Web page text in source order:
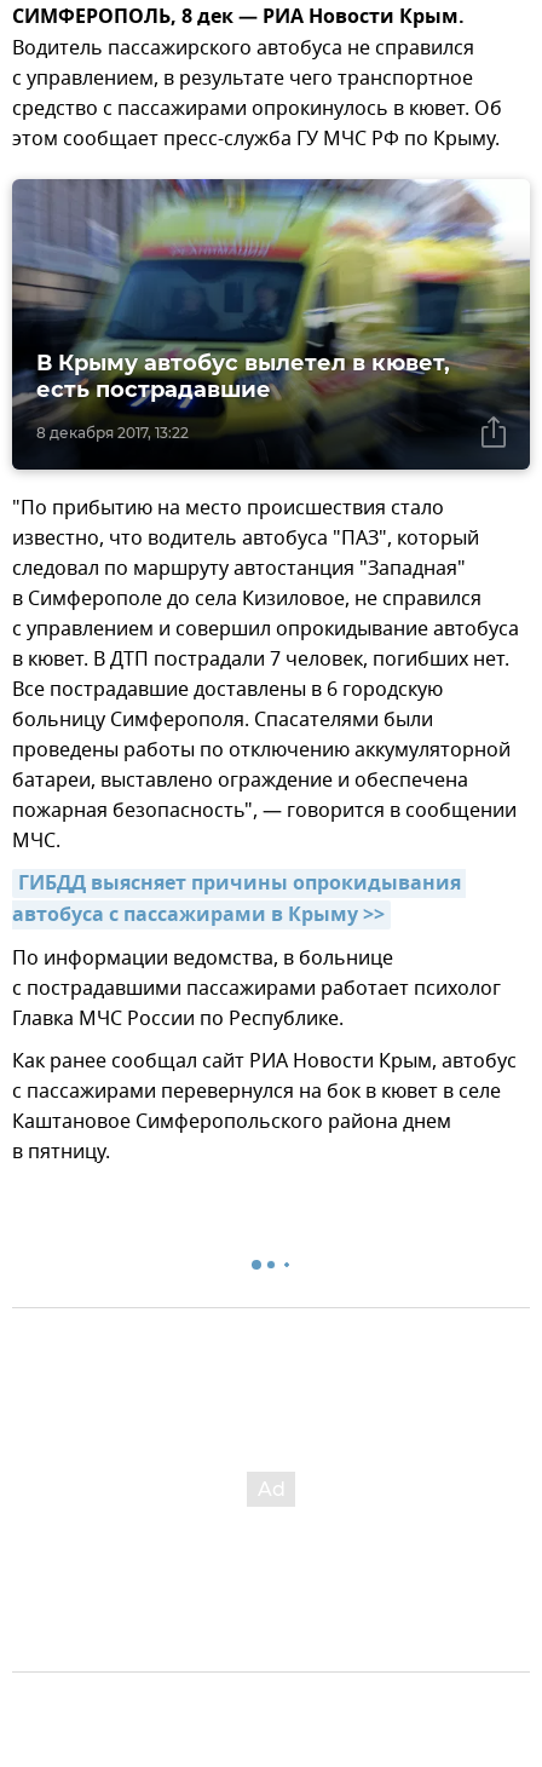
СИМФЕРОПОЛЬ, 8 дек — РИА Новости Крым.
Водитель пассажирского автобуса не справился
с управлением, в результате чего транспортное
средство с пассажирами опрокинулось в кювет. Об
этом сообщает пресс-служба ГУ МЧС РФ по Крыму.
8 декабря 2017, 13:22
В Крыму автобус вылетел в кювет,
есть пострадавшие
"По прибытию на место происшествия стало
известно, что водитель автобуса "ПАЗ", который
следовал по маршруту автостанция "Западная"
в Симферополе до села Кизиловое, не справился
с управлением и совершил опрокидывание автобуса
в кювет. В ДТП пострадали 7 человек, погибших нет.
Все пострадавшие доставлены в 6 городскую
больницу Симферополя. Спасателями были
проведены работы по отключению аккумуляторной
батареи, выставлено ограждение и обеспечена
пожарная безопасность", — говорится в сообщении
МЧС.
ГИБДД выясняет причины опрокидывания
автобуса с пассажирами в Крыму >>
По информации ведомства, в больнице
с пострадавшими пассажирами работает психолог
Главка МЧС России по Республике.
Как ранее сообщал сайт РИА Новости Крым, автобус
с пассажирами перевернулся на бок в кювет в селе
Каштановое Симферопольского района днем
в пятницу.